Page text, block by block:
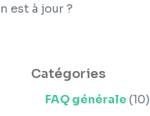
est à jour ?
Catégories
FAQ générale (10)